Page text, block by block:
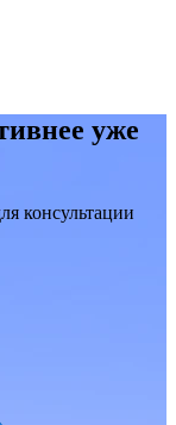
уже
консультации